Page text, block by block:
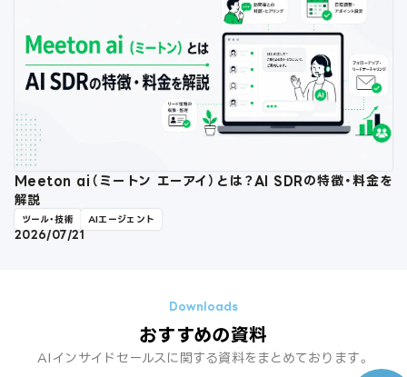
Meeton ai（ミートン エーアイ）とは？AI SDRの特徴・料金を
解説
ツール・技術 AIエージェント
2026/07/21
おすすめの資料
AIインサイドセールスに関する資料をまとめております。